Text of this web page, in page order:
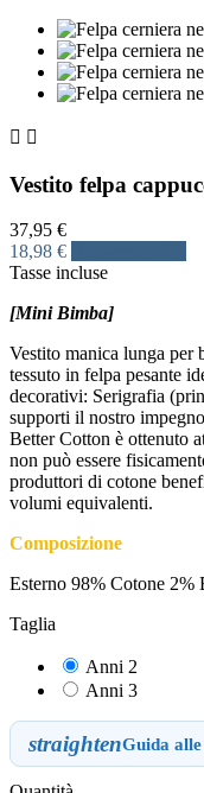
 
Vestito felpa
37,95 €
18,98 €
Tasse incluse
[Mini Bimba]
Vestito manica lunga per
tessuto in felpa pesante
decorativi: Serigrafia
supporti il nostro
Better Cotton è ottenuto
non può essere
produttori di cotone
volumi equivalenti.
Composizione
Esterno 98% Cotone 2%
Taglia
Anni 2
Anni 3
straightenGuida